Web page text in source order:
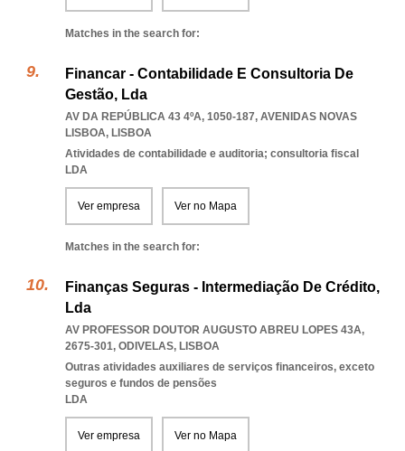
Matches in the search for:
Financar - Contabilidade E Consultoria De
Gestão, Lda
AV DA REPÚBLICA 43 4ºA, 1050-187, AVENIDAS NOVAS
LISBOA, LISBOA
Atividades de contabilidade e auditoria; consultoria fiscal
LDA
Ver empresa Ver no Mapa
Matches in the search for:
Finanças Seguras - Intermediação De Crédito,
Lda
AV PROFESSOR DOUTOR AUGUSTO ABREU LOPES 43A,
2675-301, ODIVELAS, LISBOA
Outras atividades auxiliares de serviços financeiros, exceto
seguros e fundos de pensões
LDA
Ver empresa Ver no Mapa